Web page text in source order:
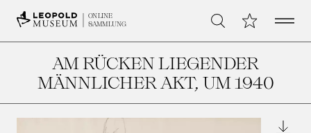
ONLINE
SAMMLUNG
Suche Meine Open
AM RÜCKEN LIEGENDER
MÄNNLICHER AKT, UM 1940